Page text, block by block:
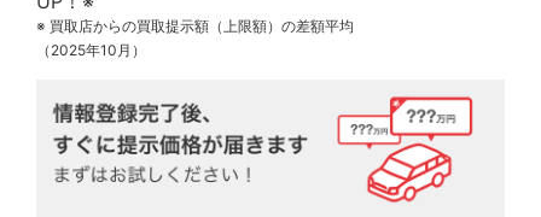
※ 買取店からの買取提示額（上限額）の差額平均
（2025年10月）